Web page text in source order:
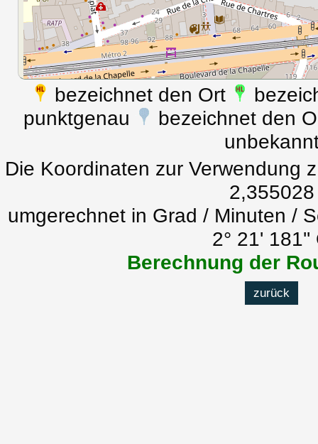
bezeichnet den Ort
punktgenau
bezeichnet den
Die Koordinaten zur Verwendung
2,355028
umgerechnet in Grad / Minuten /
2° 21' 181''
Berechnung der